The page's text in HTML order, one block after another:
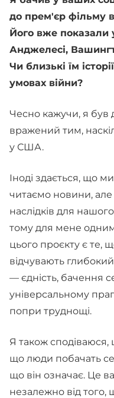
до прем'єр фільму
Його вже
Анджелесі,
Чи близькі їм
умовах війни?
Чесно кажучи, я був
вражений тим,
у США.
Іноді здається, що
читаємо новини,
наслідків для
тому для мене
цього проєкту є те,
відчувають
— єдність, бачення
універсальному
попри труднощі.
Я також сподіваюся,
що люди побачать
що він означає. Це
незалежно від того,